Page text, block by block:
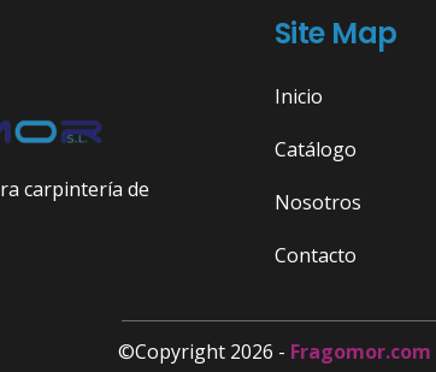
carpintería de
Site Map
Inicio
Catálogo
Nosotros
Contacto
©Copyright 2026 - Fragomor.com